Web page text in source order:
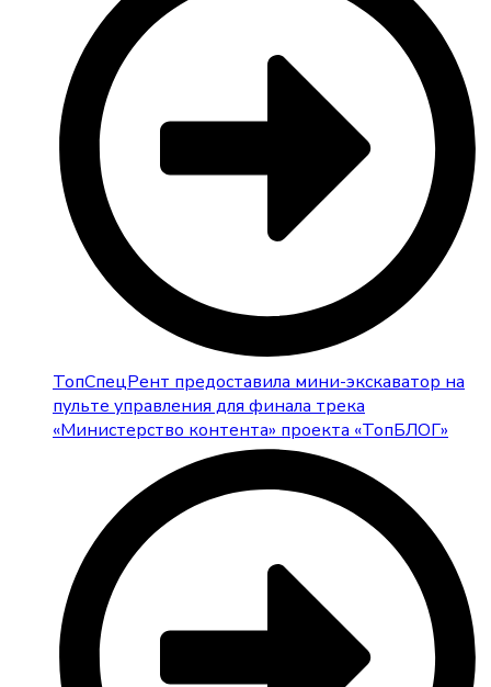
ТопСпецРент предоставила мини-экскаватор на
пульте управления для финала трека
«Министерство контента» проекта «ТопБЛОГ»